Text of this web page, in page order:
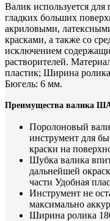
Валик используется
гладких больших
акриловыми,
красками, а также со
исключением
растворителей.
пластик; Ширина
Бюгель: 6 мм.
Преимущества валика
Поролоновый
инструмент для
краски на
Шубка валика
дальнейшей
части Удобная
Инструмент не
максимально
Ширина ролика